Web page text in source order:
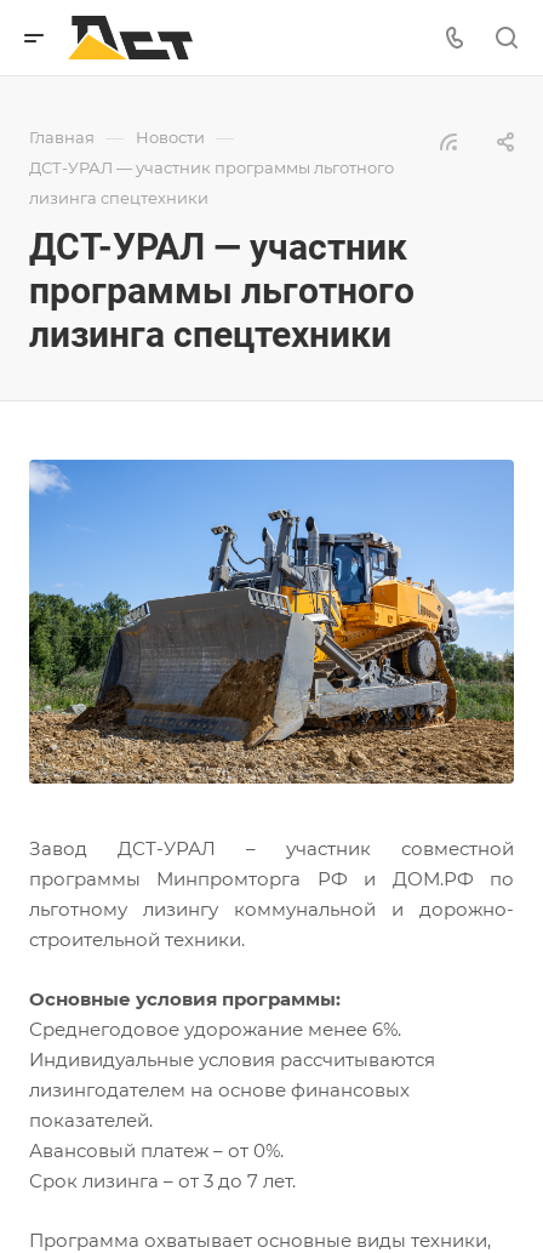
Главная — Новости —
ДСТ-УРАЛ — участник программы льготного
лизинга спецтехники
ДСТ-УРАЛ — участник
программы льготного
лизинга спецтехники
Завод ДСТ-УРАЛ – участник совместной
программы Минпромторга РФ и ДОМ.РФ по
льготному лизингу коммунальной и дорожно-
строительной техники.
Основные условия программы:
Среднегодовое удорожание менее 6%.
Индивидуальные условия рассчитываются
лизингодателем на основе финансовых
показателей.
Авансовый платеж – от 0%.
Срок лизинга – от 3 до 7 лет.
Программа охватывает основные виды техники,